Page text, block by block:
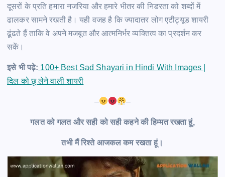
दूसरों के प्रति हमारा नजरिया और हमारे भीतर की निडरता को शब्दों में
ढालकर सामने रखती है। यही वजह है कि ज्यादातर लोग एटीट्यूड शायरी
ढूंढते हैं ताकि वे अपने मजबूत और आत्मनिर्भर व्यक्तित्व का प्रदर्शन कर
सकें।
इसे भी पढ़े: 100+ Best Sad Shayari in Hindi With Images |
दिल को छू लेने वाली शायरी
– –
गलत को गलत और सही को सही कहने की हिम्मत रखता हूं,
तभी मैं रिश्ते आजकल कम रखता हूं।